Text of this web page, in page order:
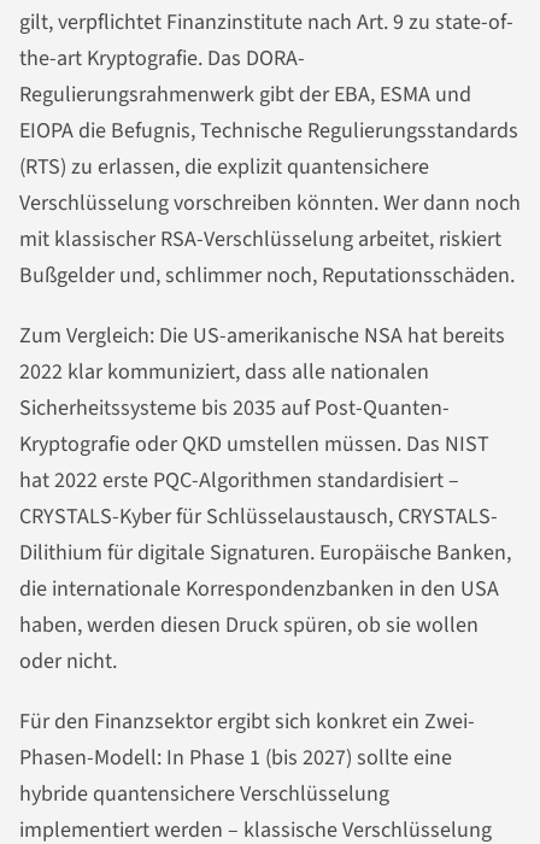
gilt, verpflichtet Finanzinstitute nach Art. 9 zu state-of-
the-art Kryptografie. Das DORA-
Regulierungsrahmenwerk gibt der EBA, ESMA und
EIOPA die Befugnis, Technische Regulierungsstandards
(RTS) zu erlassen, die explizit quantensichere
Verschlüsselung vorschreiben könnten. Wer dann noch
mit klassischer RSA-Verschlüsselung arbeitet, riskiert
Bußgelder und, schlimmer noch, Reputationsschäden.
Zum Vergleich: Die US-amerikanische NSA hat bereits
2022 klar kommuniziert, dass alle nationalen
Sicherheitssysteme bis 2035 auf Post-Quanten-
Kryptografie oder QKD umstellen müssen. Das NIST
hat 2022 erste PQC-Algorithmen standardisiert –
CRYSTALS-Kyber für Schlüsselaustausch, CRYSTALS-
Dilithium für digitale Signaturen. Europäische Banken,
die internationale Korrespondenzbanken in den USA
haben, werden diesen Druck spüren, ob sie wollen
oder nicht.
Für den Finanzsektor ergibt sich konkret ein Zwei-
Phasen-Modell: In Phase 1 (bis 2027) sollte eine
hybride quantensichere Verschlüsselung
implementiert werden – klassische Verschlüsselung